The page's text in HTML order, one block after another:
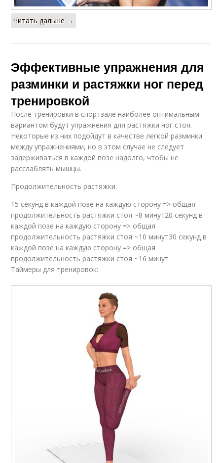
Читать дальше →
Эффективные упражнения для
разминки и растяжки ног перед
тренировкой
После тренировки в спортзале наиболее оптимальным
вариантом будут упражнения для растяжки ног стоя.
Некоторые из них подойдут в качестве легкой разминки
между упражнениями, но в этом случае не следует
задерживаться в каждой позе надолго, чтобы не
расслаблять мышцы.
Продолжительность растяжки:
15 секунд в каждой позе на каждую сторону => общая
продолжительность растяжки стоя ~8 минут20 секунд в
каждой позе на каждую сторону => общая
продолжительность растяжки стоя ~10 минут30 секунд в
каждой позе на каждую сторону => общая
продолжительность растяжки стоя ~16 минут
Таймеры для тренировок: